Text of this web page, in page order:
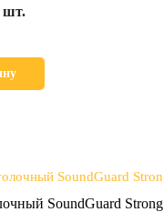
шт.
SoundGuard